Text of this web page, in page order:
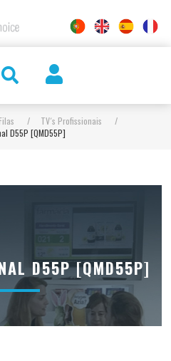
/ TV´s Profissionais
/
D55P [QMD55P]
D55P [QMD55P]